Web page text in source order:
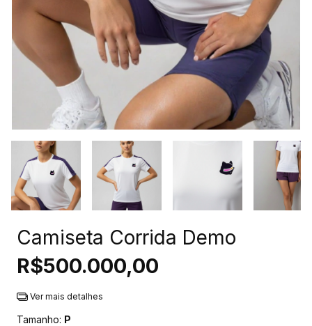
Camiseta Corrida Demo
R$500.000,00
Ver mais detalhes
Tamanho: P